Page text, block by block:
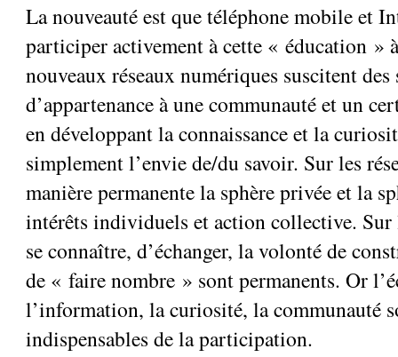
La nouveauté est que téléphone mobile et
participer activement à cette « éducation »
nouveaux réseaux numériques suscitent
d’appartenance à une communauté et un
en développant la connaissance et la
simplement l’envie de/du savoir. Sur les
manière permanente la sphère privée et la
intérêts individuels et action collective. Sur
se connaître, d’échanger, la volonté de
de « faire nombre » sont permanents. Or
l’information, la curiosité, la communauté
indispensables de la participation.